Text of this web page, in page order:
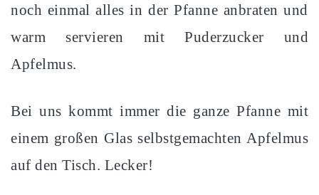
noch einmal alles in der Pfanne anbraten und
warm servieren mit Puderzucker und
Apfelmus.
Bei uns kommt immer die ganze Pfanne mit
einem großen Glas selbstgemachten Apfelmus
auf den Tisch. Lecker!